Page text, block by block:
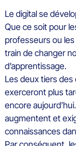
Le digital se
Que ce soit pour
professeurs ou
train de changer
d’apprentissage.
Les deux tiers
exerceront plus
encore
augmentent et
connaissances